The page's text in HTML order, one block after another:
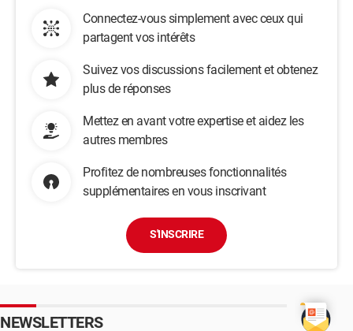
Connectez-vous simplement avec ceux qui
partagent vos intérêts
Suivez vos discussions facilement et obtenez
plus de réponses
Mettez en avant votre expertise et aidez les
autres membres
Profitez de nombreuses fonctionnalités
supplémentaires en vous inscrivant
S'INSCRIRE
NEWSLETTERS